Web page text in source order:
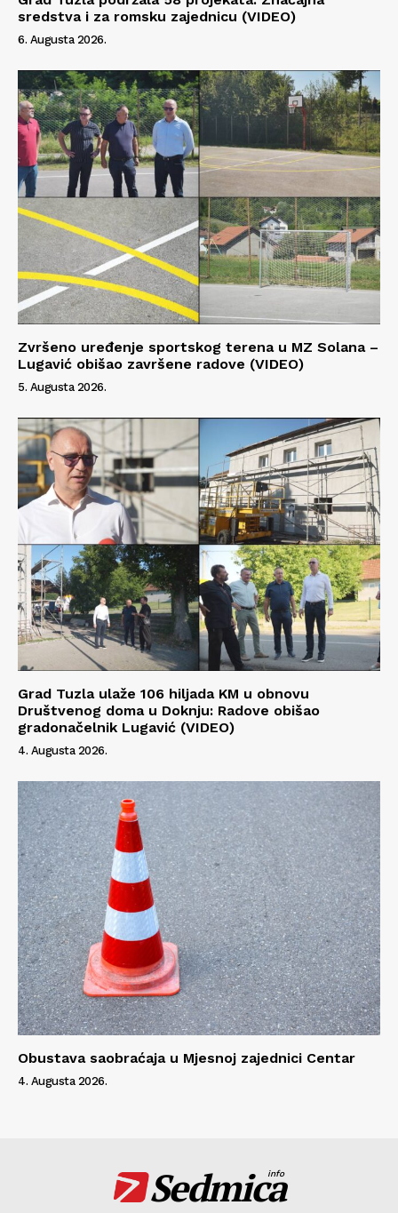
Info
O nama
Kontakt
Impressum
sredstva i za romsku zajednicu (VIDEO)
6. Augusta 2026.
Zvršeno uređenje sportskog terena u MZ Solana –
Lugavić obišao završene radove (VIDEO)
5. Augusta 2026.
Grad Tuzla ulaže 106 hiljada KM u obnovu
Društvenog doma u Doknju: Radove obišao
gradonačelnik Lugavić (VIDEO)
4. Augusta 2026.
Obustava saobraćaja u Mjesnoj zajednici Centar
4. Augusta 2026.
Sedmica
info